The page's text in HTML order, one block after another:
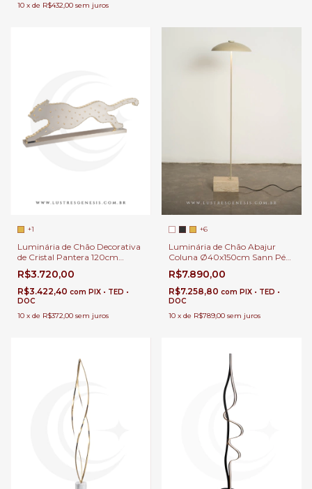
10 x de R$432,00 sem juros
+1
Luminária de Chão Decorativa
de Cristal Pantera 120cm
Cromado Para Sala de Estar,
Escritórios e Hall de Entrada
R$3.720,00
R$3.422,40 com PIX • TED •
DOC
10 x de R$372,00 sem juros
+6
Luminária de Chão Abajur
Coluna Ø40x150cm Sann Pé
de Mármore com LED
Integrado 1200Lm para
Leitura, Quartos, Escritórios e
Áreas Internas
R$7.890,00
R$7.258,80 com PIX • TED •
DOC
10 x de R$789,00 sem juros